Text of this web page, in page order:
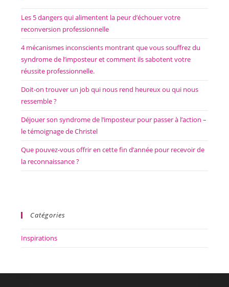
Les 5 dangers qui alimentent la peur d’échouer votre
reconversion professionnelle
4 mécanismes inconscients montrant que vous souffrez du
syndrome de l’imposteur et comment ils sabotent votre
réussite professionnelle.
Doit-on trouver un job qui nous rend heureux ou qui nous
ressemble ?
Déjouer son syndrome de l’imposteur pour passer à l’action –
le témoignage de Christel
Que pouvez-vous offrir en cette fin d’année pour recevoir de
la reconnaissance ?
Catégories
Inspirations